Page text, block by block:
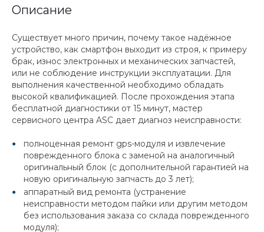
Описание
Существует много причин, почему такое надёжное
устройство, как смартфон выходит из строя, к примеру
брак, износ электронных и механических запчастей,
или не соблюдение инструкции эксплуатации. Для
выполнения качественной необходимо обладать
высокой квалификацией. После прохождения этапа
бесплатной диагностики от 15 минут, мастер
сервисного центра ASC дает диагноз неисправности:
полноценная ремонт gps-модуля и извлечение
поврежденного блока с заменой на аналогичный
оригинальный блок (с дополнительной гарантией на
новую оригинальную запчасть до 3 лет);
аппаратный вид ремонта (устранение
неисправности методом пайки или другим методом
без использования заказа со склада поврежденного
модуля);